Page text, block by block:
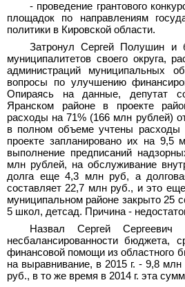
- проведение грантового
площадок по направлениям
политики в Кировской области.
Затронул Сергей Полушин и
муниципалитетов своего округа,
администраций муниципальных
вопросы по улучшению
Опираясь на данные, депутат
Яранском районе в проекте
расходы на 71% (166 млн рублей)
в полном объеме учтены расходы
проекте запланировано их на 9,5
выполнение предписаний
млн рублей, на обслуживание
долга еще 4,3 млн руб, а
составляет 22,7 млн руб., и это
муниципальном районе закрыто 25
5 школ, детсад. Причина -
Назвал Сергей
несбалансированности бюджета,
финансовой помощи из областного
на выравнивание, в 2015 г. - 9,8
руб., в то же время в 2014 г. эта